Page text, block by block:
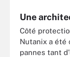
Une
Côté
Nutanix a été
pannes tant